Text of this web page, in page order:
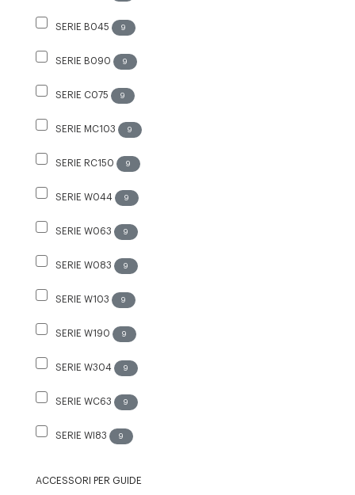
SERIE B045 9
SERIE B090 9
SERIE C075 9
SERIE MC103 9
SERIE RC150 9
SERIE W044 9
SERIE W063 9
SERIE W083 9
SERIE W103 9
SERIE W190 9
SERIE W304 9
SERIE WC63 9
SERIE WI83 9
ACCESSORI PER GUIDE